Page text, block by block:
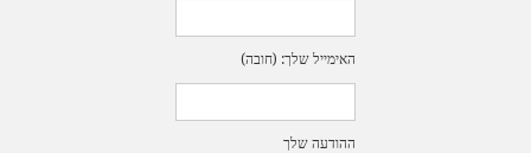
האימייל שלך: (חובה)
ההודעה שלך